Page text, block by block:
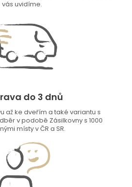
vás uvidíme.
do 3 dnů
až ke dveřím a také variantu s
v podobě Zásilkovny s 1000
místy v ČR a SR.